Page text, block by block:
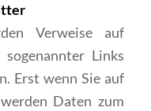
Verweise auf
Links
Erst wenn Sie auf
Daten zum